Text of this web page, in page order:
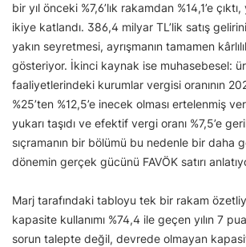
bir yıl önceki %7,6’lık rakamdan %14,1’e
ikiye katlandı. 386,4 milyar TL’lik satış
yakın seyretmesi, ayrışmanın tamamen
gösteriyor. İkinci kaynak ise muhasebesel:
faaliyetlerindeki kurumlar vergisi oranının
%25’ten %12,5’e inecek olması ertelenmiş
yukarı taşıdı ve efektif vergi oranı %7,5’e
sıçramanın bir bölümü bu nedenle bir daha
dönemin gerçek gücünü FAVÖK satırı
Marj tarafındaki tabloyu tek bir rakam
kapasite kullanımı %74,4 ile geçen yılın 7
sorun talepte değil, devrede olmayan